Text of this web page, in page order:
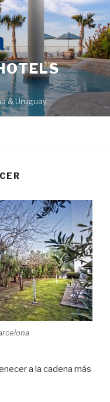
& Uruguay
a la cadena más